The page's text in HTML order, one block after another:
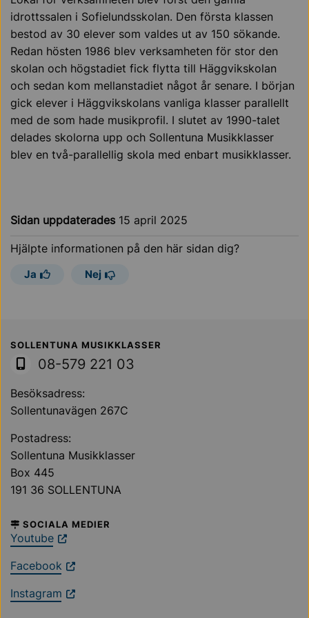
idrottssalen i Sofielundsskolan. Den första klassen
bestod av 30 elever som valdes ut av 150 sökande.
Redan hösten 1986 blev verksamheten för stor den
skolan och högstadiet fick flytta till Häggvikskolan
och sedan kom mellanstadiet något år senare. I början
gick elever i Häggvikskolans vanliga klasser parallellt
med de som hade musikprofil. I slutet av 1990-talet
delades skolorna upp och Sollentuna Musikklasser
blev en två-parallellig skola med enbart musikklasser.
Sidan uppdaterades 15 april 2025
Hjälpte informationen på den här sidan dig?
Ja Nej
Sollentuna Kommun
SOLLENTUNA MUSIKKLASSER
08-579 221 03
Besöksadress:
Sollentunavägen 267C
Postadress:
Sollentuna Musikklasser
Box 445
191 36 SOLLENTUNA
SOCIALA MEDIER
Youtube
Facebook
Instagram